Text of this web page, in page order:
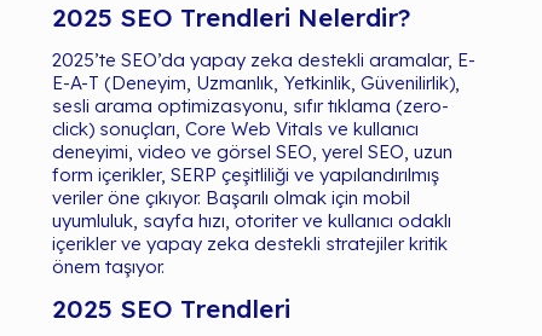
2025 SEO Trendleri Nelerdir?
2025’te SEO’da yapay zeka destekli aramalar, E-
E-A-T (Deneyim, Uzmanlık, Yetkinlik, Güvenilirlik),
sesli arama optimizasyonu, sıfır tıklama (zero-
click) sonuçları, Core Web Vitals ve kullanıcı
deneyimi, video ve görsel SEO, yerel SEO, uzun
form içerikler, SERP çeşitliliği ve yapılandırılmış
veriler öne çıkıyor. Başarılı olmak için mobil
uyumluluk, sayfa hızı, otoriter ve kullanıcı odaklı
içerikler ve yapay zeka destekli stratejiler kritik
önem taşıyor.
2025 SEO Trendleri